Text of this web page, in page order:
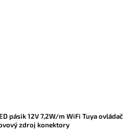
pásik 12V 7,2W/m WiFi Tuya ovládač
zdroj konektory